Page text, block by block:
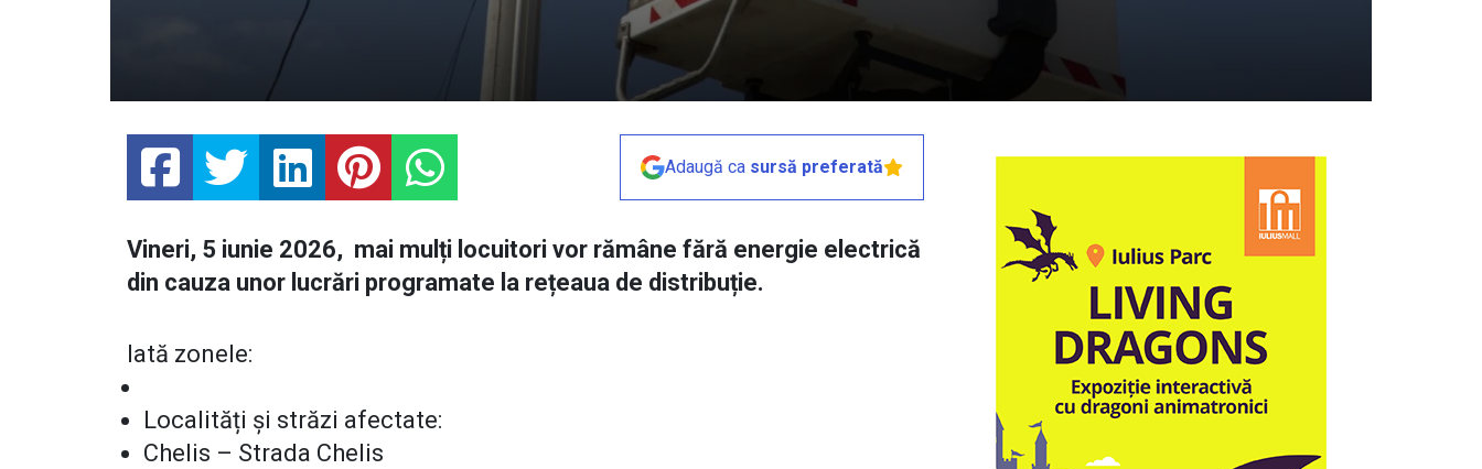
Adaugă ca sursă preferată
Vineri, 5 iunie 2026, mai mulți locuitori vor rămâne fără energie electrică
din cauza unor lucrări programate la rețeaua de distribuție.
Iată zonele:
Localități și străzi afectate:
Chelis – Strada Chelis